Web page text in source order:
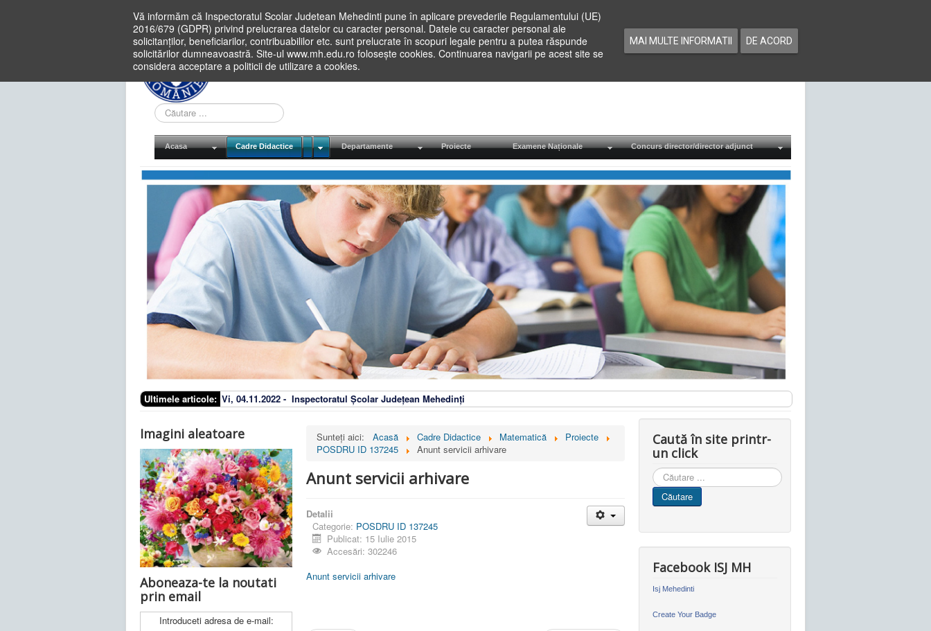
Vă informăm că Inspectoratul Scolar Judetean Mehedinti pune în aplicare prevederile Regulamentului (UE)
2016/679 (GDPR) privind prelucrarea datelor cu caracter personal. Datele cu caracter personal ale
solicitanților, beneficiarilor, contribuabililor etc. sunt prelucrate în scopuri legale pentru a putea răspunde
solicitărilor dumneavoastră. Site-ul www.mh.edu.ro folosește cookies. Continuarea navigarii pe acest site se
considera acceptare a politicii de utilizare a cookies.
MAI MULTE INFORMATII DE ACORD
Cauta
in
site
Acasa Cadre Didactice Departamente Proiecte Examene Naționale Concurs director/director adjunct
Ultimele articole: Vi, 04.11.2022 - Inspectoratul Școlar Județean Mehedinți
Imagini aleatoare
Aboneaza-te la noutati
prin email
Introduceti adresa de e-mail:
Sunteți aici: Acasă Cadre Didactice Matematică
Proiecte
POSDRU ID 137245
Anunt servicii arhivare
Anunt servicii arhivare
Detalii
Categorie: POSDRU ID 137245
Publicat: 15 Iulie 2015
Accesări: 302246
Anunt servicii arhivare
Caută în site printr-
un click
Cauta
in
site
Căutare
Facebook ISJ MH
Isj Mehedinti
Create Your Badge